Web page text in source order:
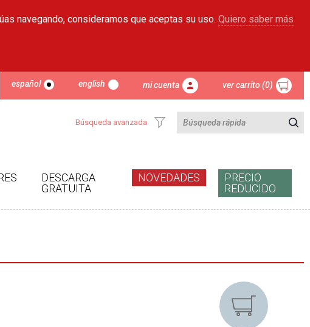
navegando, consideramos que aceptas su uso. Quiero saber más
español english mi cuenta ver carrito (0)
Búsqueda avanzada
DESCARGA
GRATUITA
NOVEDADES
PRECIO
REDUCIDO